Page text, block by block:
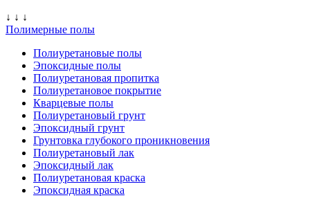
↓ ↓ ↓
Полимерные полы
Полиуретановые полы
Эпоксидные полы
Полиуретановая пропитка
Полиуретановое покрытие
Кварцевые полы
Полиуретановый грунт
Эпоксидный грунт
Грунтовка глубокого проникновения
Полиуретановый лак
Эпоксидный лак
Полиуретановая краска
Эпоксидная краска